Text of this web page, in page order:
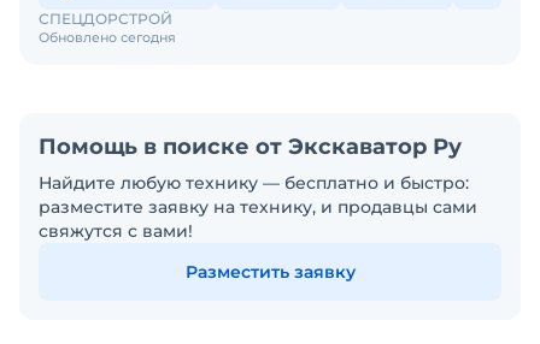
Обновлено сегодня
СПЕЦДОРСТРОЙ
Помощь в поиске от Экскаватор Ру
Найдите любую технику — бесплатно и быстро:
разместите заявку на технику, и продавцы сами
свяжутся с вами!
Разместить заявку